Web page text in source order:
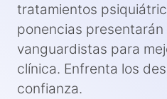
tratamientos
ponencias
vanguardistas para
clínica. Enfrenta los
confianza.